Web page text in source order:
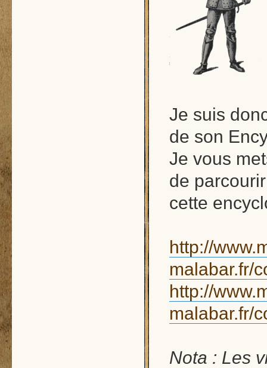
Je suis
de son
Je vous
de
cette
http://
malabar.fr/
http://
malabar.fr/
Nota : Les